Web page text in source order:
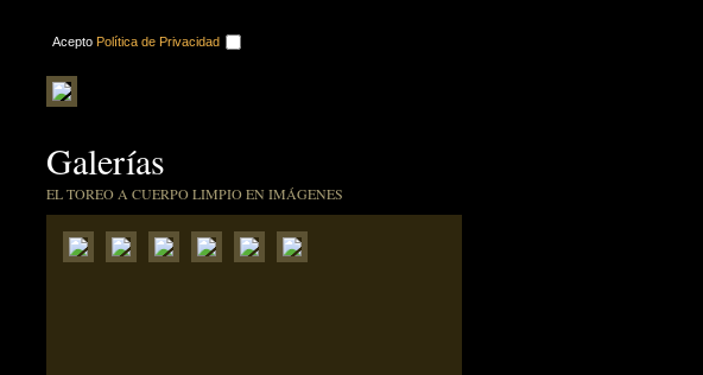
Acepto Política de Privacidad
Galerías
EL TOREO A CUERPO LIMPIO EN IMÁGENES